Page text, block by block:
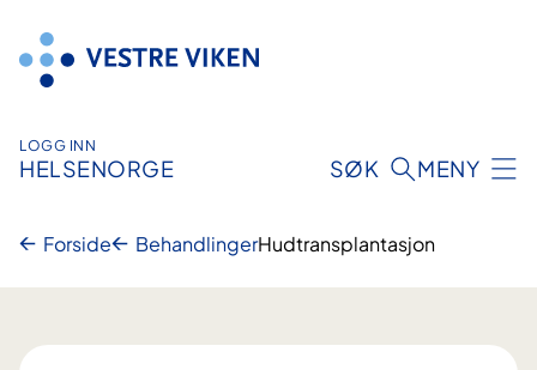
innhold
LOGG INN
HELSENORGE SØK MENY
Forside BehandlingerHudtransplantasjon